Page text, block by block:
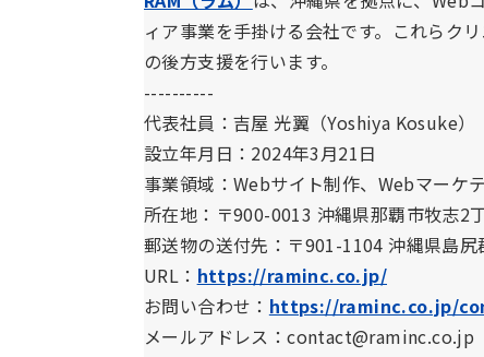
ィア事業を手掛ける会社です。これらク
の後方支援を行います。
----------
代表社員：吉屋 光翼（Yoshiya Kosuke）
設立年月日：2024年3月21日
事業領域：Webサイト制作、Webマーケ
所在地：〒900-0013 沖縄県那覇市牧志2
郵送物の送付先：〒901-1104 沖縄県島
URL： https://raminc.co.jp/
お問い合わせ： https://raminc.co.jp/
メールアドレス：contact@raminc.co.jp